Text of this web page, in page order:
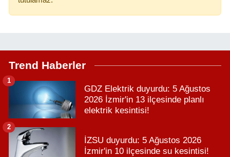
Trend Haberler
GDZ Elektrik duyurdu: 5 Ağustos
2026 İzmir'in 13 ilçesinde planlı
elektrik kesintisi!
1
İZSU duyurdu: 5 Ağustos 2026
İzmir'in 10 ilçesinde su kesintisi!
2